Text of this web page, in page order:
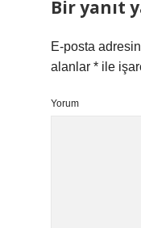
Bir yanıt
E-posta
alanlar * ile
Yorum